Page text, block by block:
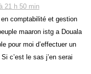
21 h 50 min
comptabilité et gestion
maaron istg a Douala
pour moi d’effectuer un
c’est le sas j’en serai